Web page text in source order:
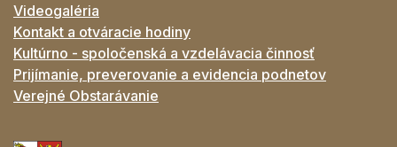
Videogaléria
Kontakt a otváracie hodiny
Kultúrno - spoločenská a vzdelávacia činnosť
Prijímanie, preverovanie a evidencia podnetov
Verejné Obstarávanie